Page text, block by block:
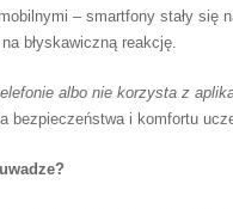
– smartfony stały się
błyskawiczną reakcję.
albo nie korzysta z
bezpieczeństwa i komfortu